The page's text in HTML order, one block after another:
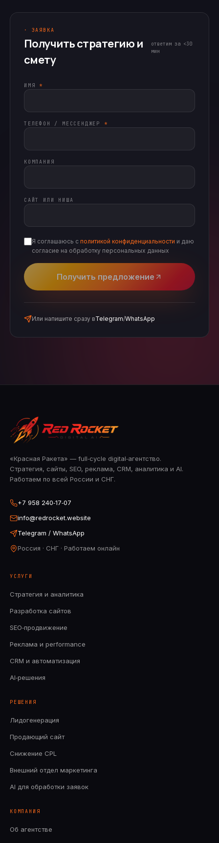
· ЗАЯВКА
Получить стратегию и
смету
ответим за <30
мин
ИМЯ *
ТЕЛЕФОН / МЕССЕНДЖЕР *
КОМПАНИЯ
САЙТ ИЛИ НИША
Я соглашаюсь с политикой конфиденциальности и даю
согласие на обработку персональных данных
Получить предложение
Или напишите сразу вTelegram/WhatsApp
«Красная Ракета» — full‑cycle digital‑агентство.
Стратегия, сайты, SEO, реклама, CRM, аналитика и AI.
Работаем по всей России и СНГ.
+7 958 240‑17‑07
info@redrocket.website
Telegram / WhatsApp
Россия · СНГ · Работаем онлайн
УСЛУГИ
Стратегия и аналитика
Разработка сайтов
SEO‑продвижение
Реклама и performance
CRM и автоматизация
AI‑решения
РЕШЕНИЯ
Лидогенерация
Продающий сайт
Снижение CPL
Внешний отдел маркетинга
AI для обработки заявок
КОМПАНИЯ
Об агентстве